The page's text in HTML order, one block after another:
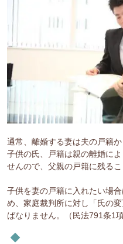
通常、離婚する妻は夫の戸籍
子供の氏、戸籍は親の離婚に
せんので、父親の戸籍に残るこ
子供を妻の戸籍に入れたい場
め、家庭裁判所に対し「氏の
ばなりません。（民法791条1項